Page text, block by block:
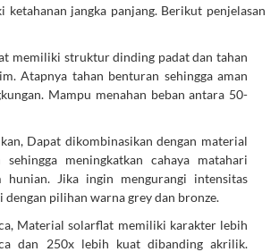
ketahanan jangka panjang. Berikut penjelasan
memiliki struktur dinding padat dan tahan
Atapnya tahan benturan sehingga aman
Mampu menahan beban antara 50-
Dapat dikombinasikan dengan material
meningkatkan cahaya matahari
hunian. Jika ingin mengurangi intensitas
dengan pilihan warna grey dan bronze.
Material solarflat memiliki karakter lebih
dan 250x lebih kuat dibanding akrilik.